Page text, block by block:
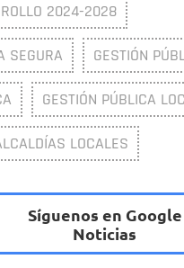
2024-2028
SEGURA GESTIÓN
GESTIÓN PÚBLICA
LOCALES
Síguenos en Google
Noticias